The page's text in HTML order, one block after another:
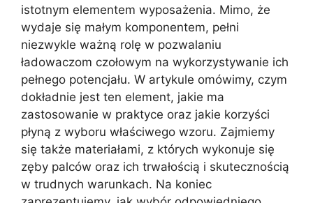
istotnym elementem wyposażenia. Mimo, że
wydaje się małym komponentem, pełni
niezwykle ważną rolę w pozwalaniu
ładowaczom czołowym na wykorzystywanie ich
pełnego potencjału. W artykule omówimy, czym
dokładnie jest ten element, jakie ma
zastosowanie w praktyce oraz jakie korzyści
płyną z wyboru właściwego wzoru. Zajmiemy
się także materiałami, z których wykonuje się
zęby palców oraz ich trwałością i skutecznością
w trudnych warunkach. Na koniec